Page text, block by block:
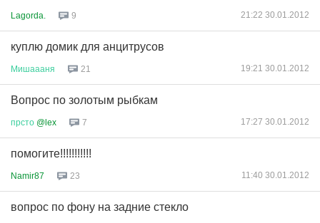
Lagorda. 9 21:22 30.01.2012
куплю домик для анцитрусов
Мишаааня 21 19:21 30.01.2012
Вопрос по золотым рыбкам
прсто @lex 7 17:27 30.01.2012
помогите!!!!!!!!!!!
Namir87 23 11:40 30.01.2012
вопрос по фону на задние стекло